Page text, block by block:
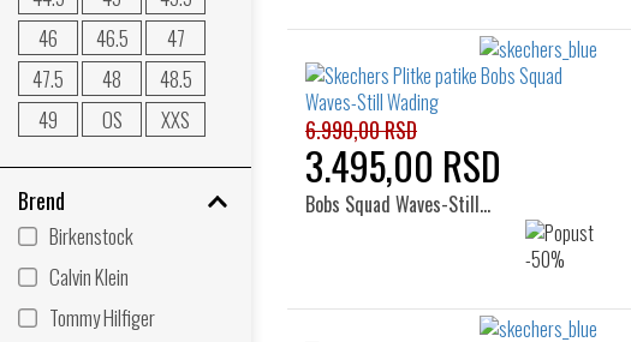
46
46.5
47
47.5
48
48.5
49
OS XXS
Brend
Birkenstock
Calvin Klein
Tommy Hilfiger
6.990,00 RSD
3.495,00 RSD
Bobs Squad Waves-Still…